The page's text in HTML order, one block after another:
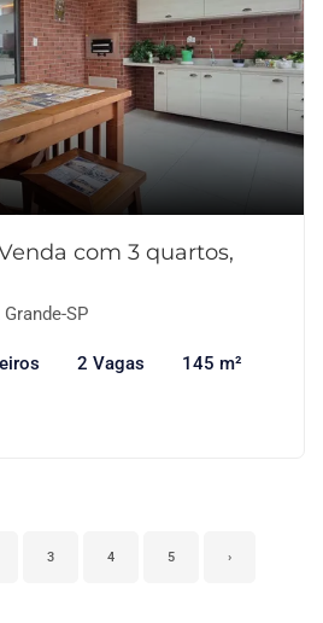
com 3 quartos,
SP
2 Vagas 145 m²
3 4 5 ›